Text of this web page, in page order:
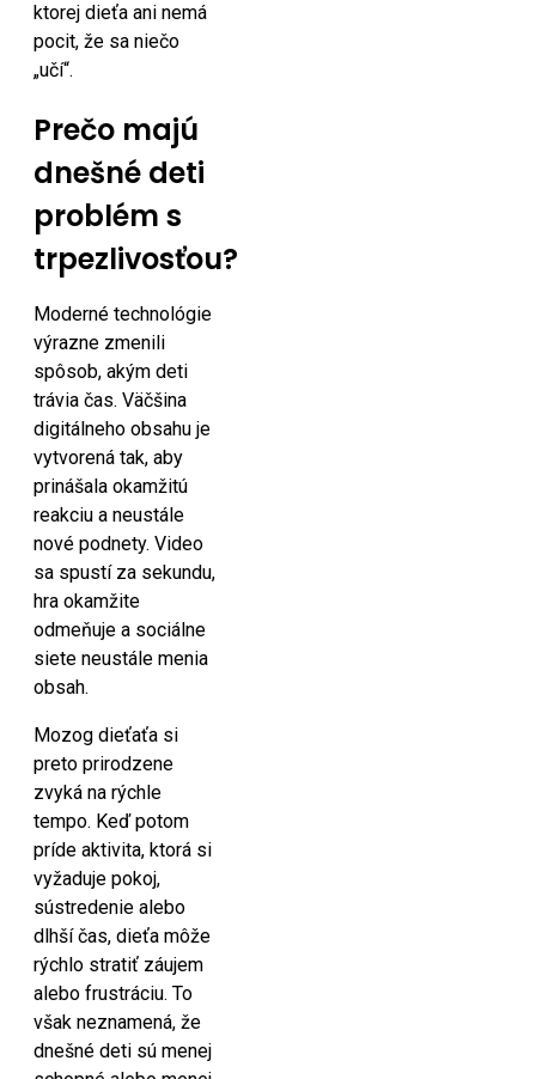
ktorej dieťa ani nemá
pocit, že sa niečo
„učí“.
Prečo majú
dnešné deti
problém s
trpezlivosťou?
Moderné technológie
výrazne zmenili
spôsob, akým deti
trávia čas. Väčšina
digitálneho obsahu je
vytvorená tak, aby
prinášala okamžitú
reakciu a neustále
nové podnety. Video
sa spustí za sekundu,
hra okamžite
odmeňuje a sociálne
siete neustále menia
obsah.
Mozog dieťaťa si
preto prirodzene
zvyká na rýchle
tempo. Keď potom
príde aktivita, ktorá si
vyžaduje pokoj,
sústredenie alebo
dlhší čas, dieťa môže
rýchlo stratiť záujem
alebo frustráciu. To
však neznamená, že
dnešné deti sú menej